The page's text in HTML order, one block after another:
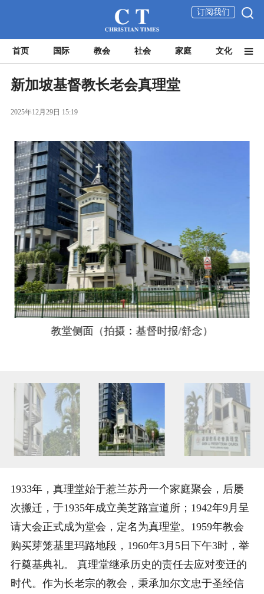
订阅我们
首页 国际 教会 社会 家庭 文化
新加坡基督教长老会真理堂
2025年12月29日 15:19
教堂侧面（拍摄：基督时报/舒念）
1933年，真理堂始于惹兰苏丹一个家庭聚会，后屡
次搬迁，于1935年成立美芝路宣道所；1942年9月呈
请大会正式成为堂会，定名为真理堂。1959年教会
购买芽笼基里玛路地段，1960年3月5日下午3时，举
行奠基典礼。 真理堂继承历史的责任去应对变迁的
时代。作为长老宗的教会，秉承加尔文忠于圣经信